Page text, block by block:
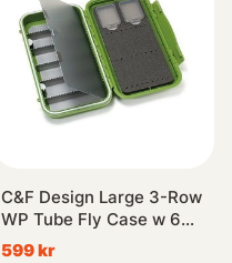
C&F Design Large 3-Row
WP Tube Fly Case w 6
Comp (CF-3406H) Olive
599 kr